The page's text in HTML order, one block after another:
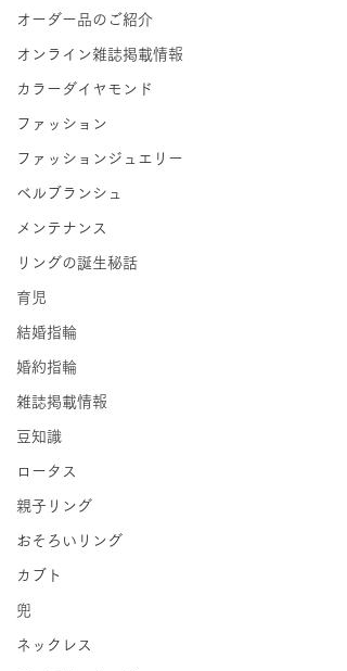
オーダー品のご紹介
オンライン雑誌掲載情報
カラーダイヤモンド
ファッション
ファッションジュエリー
ベルブランシュ
メンテナンス
リングの誕生秘話
育児
結婚指輪
婚約指輪
雑誌掲載情報
豆知識
ロータス
親子リング
おそろいリング
カブト
兜
ネックレス